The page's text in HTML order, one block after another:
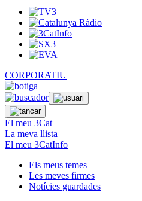
CORPORATIU
El meu 3Cat
La meva llista
El meu 3CatInfo
Els meus temes
Les meves firmes
Notícies guardades